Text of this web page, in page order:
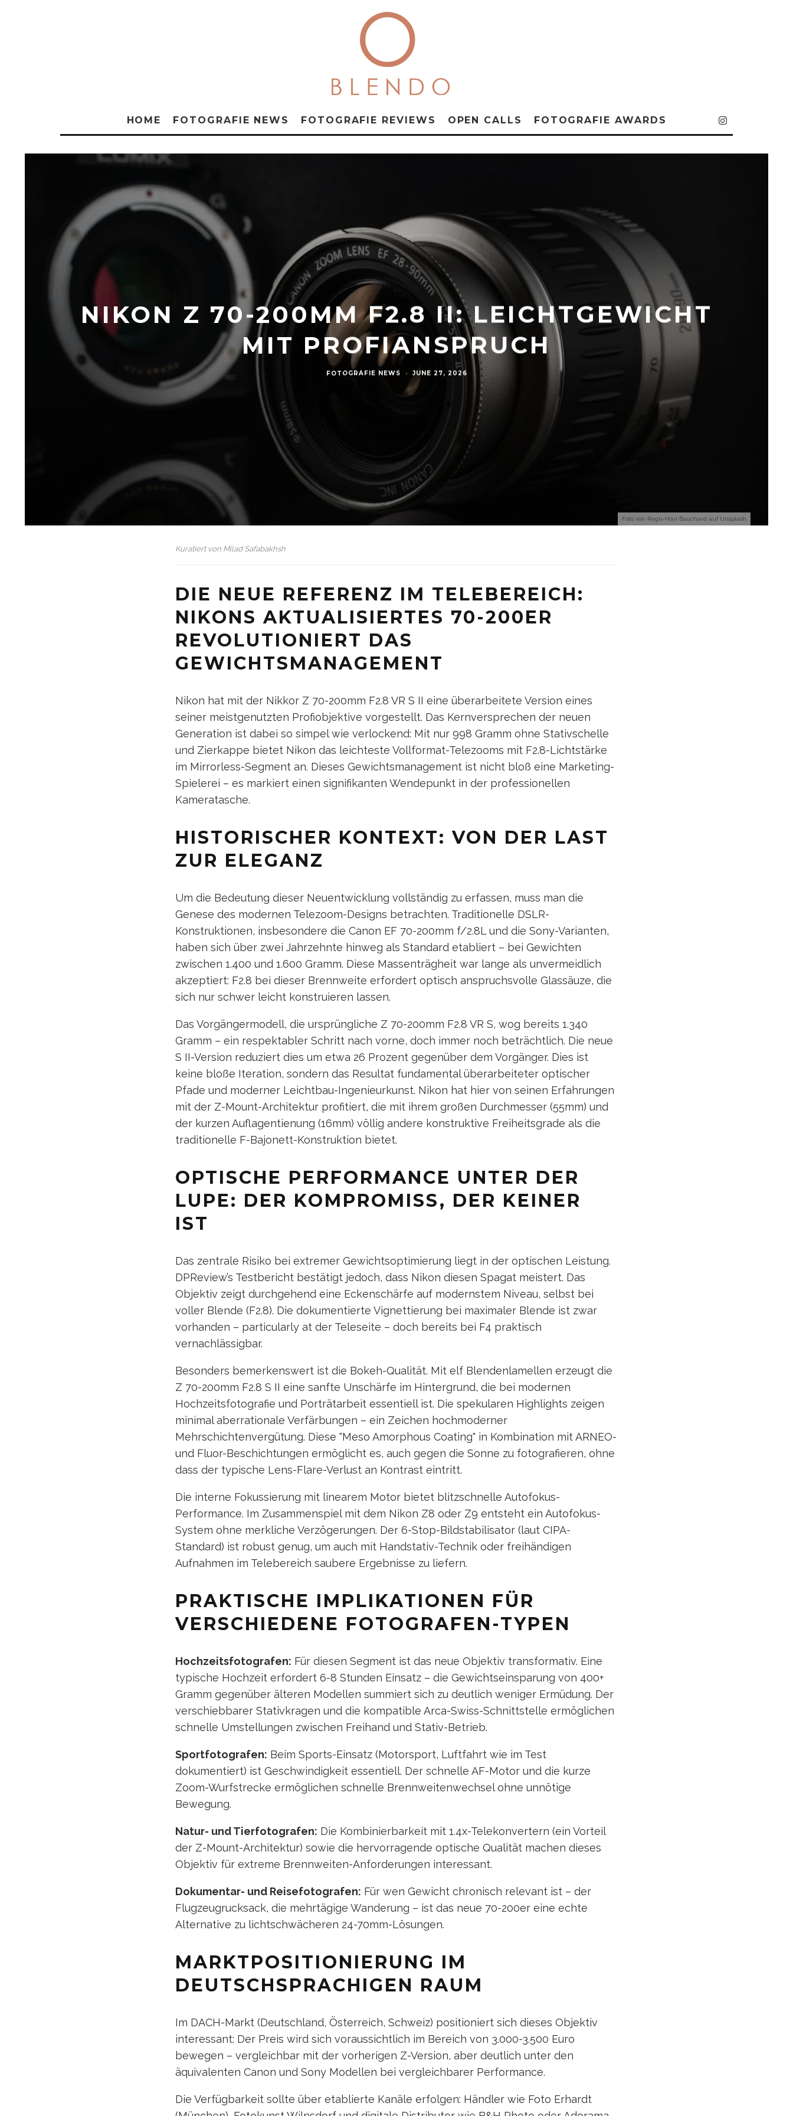
HOME FOTOGRAFIE NEWS FOTOGRAFIE REVIEWS OPEN CALLS FOTOGRAFIE AWARDS
Foto von Regis-Hari Bouchard auf Unsplash
NIKON Z 70-200MM F2.8 II: LEICHTGEWICHT
MIT PROFIANSPRUCH
FOTOGRAFIE NEWS · JUNE 27, 2026
Kuratiert von Milad Safabakhsh
DIE NEUE REFERENZ IM TELEBEREICH:
NIKONS AKTUALISIERTES 70-200ER
REVOLUTIONIERT DAS
GEWICHTSMANAGEMENT
Nikon hat mit der Nikkor Z 70-200mm F2.8 VR S II eine überarbeitete Version eines
seiner meistgenutzten Profiobjektive vorgestellt. Das Kernversprechen der neuen
Generation ist dabei so simpel wie verlockend: Mit nur 998 Gramm ohne Stativschelle
und Zierkappe bietet Nikon das leichteste Vollformat-Telezooms mit F2.8-Lichtstärke
im Mirrorless-Segment an. Dieses Gewichtsmanagement ist nicht bloß eine Marketing-
Spielerei – es markiert einen signifikanten Wendepunkt in der professionellen
Kameratasche.
HISTORISCHER KONTEXT: VON DER LAST
ZUR ELEGANZ
Um die Bedeutung dieser Neuentwicklung vollständig zu erfassen, muss man die
Genese des modernen Telezoom-Designs betrachten. Traditionelle DSLR-
Konstruktionen, insbesondere die Canon EF 70-200mm f/2.8L und die Sony-Varianten,
haben sich über zwei Jahrzehnte hinweg als Standard etabliert – bei Gewichten
zwischen 1.400 und 1.600 Gramm. Diese Massenträgheit war lange als unvermeidlich
akzeptiert: F2.8 bei dieser Brennweite erfordert optisch anspruchsvolle Glassäuze, die
sich nur schwer leicht konstruieren lassen.
Das Vorgängermodell, die ursprüngliche Z 70-200mm F2.8 VR S, wog bereits 1.340
Gramm – ein respektabler Schritt nach vorne, doch immer noch beträchtlich. Die neue
S II-Version reduziert dies um etwa 26 Prozent gegenüber dem Vorgänger. Dies ist
keine bloße Iteration, sondern das Resultat fundamental überarbeiteter optischer
Pfade und moderner Leichtbau-Ingenieurkunst. Nikon hat hier von seinen Erfahrungen
mit der Z-Mount-Architektur profitiert, die mit ihrem großen Durchmesser (55mm) und
der kurzen Auflagentienung (16mm) völlig andere konstruktive Freiheitsgrade als die
traditionelle F-Bajonett-Konstruktion bietet.
OPTISCHE PERFORMANCE UNTER DER
LUPE: DER KOMPROMISS, DER KEINER
IST
Das zentrale Risiko bei extremer Gewichtsoptimierung liegt in der optischen Leistung.
DPReview’s Testbericht bestätigt jedoch, dass Nikon diesen Spagat meistert. Das
Objektiv zeigt durchgehend eine Eckenschärfe auf modernstem Niveau, selbst bei
voller Blende (F2.8). Die dokumentierte Vignettierung bei maximaler Blende ist zwar
vorhanden – particularly at der Teleseite – doch bereits bei F4 praktisch
vernachlässigbar.
Besonders bemerkenswert ist die Bokeh-Qualität. Mit elf Blendenlamellen erzeugt die
Z 70-200mm F2.8 S II eine sanfte Unschärfe im Hintergrund, die bei modernen
Hochzeitsfotografie und Porträtarbeit essentiell ist. Die spekularen Highlights zeigen
minimal aberrationale Verfärbungen – ein Zeichen hochmoderner
Mehrschichtenvergütung. Diese "Meso Amorphous Coating" in Kombination mit ARNEO-
und Fluor-Beschichtungen ermöglicht es, auch gegen die Sonne zu fotografieren, ohne
dass der typische Lens-Flare-Verlust an Kontrast eintritt.
Die interne Fokussierung mit linearem Motor bietet blitzschnelle Autofokus-
Performance. Im Zusammenspiel mit dem Nikon Z8 oder Z9 entsteht ein Autofokus-
System ohne merkliche Verzögerungen. Der 6-Stop-Bildstabilisator (laut CIPA-
Standard) ist robust genug, um auch mit Handstativ-Technik oder freihändigen
Aufnahmen im Telebereich saubere Ergebnisse zu liefern.
PRAKTISCHE IMPLIKATIONEN FÜR
VERSCHIEDENE FOTOGRAFEN-TYPEN
Hochzeitsfotografen: Für diesen Segment ist das neue Objektiv transformativ. Eine
typische Hochzeit erfordert 6-8 Stunden Einsatz – die Gewichtseinsparung von 400+
Gramm gegenüber älteren Modellen summiert sich zu deutlich weniger Ermüdung. Der
verschiebbarer Stativkragen und die kompatible Arca-Swiss-Schnittstelle ermöglichen
schnelle Umstellungen zwischen Freihand und Stativ-Betrieb.
Sportfotografen: Beim Sports-Einsatz (Motorsport, Luftfahrt wie im Test
dokumentiert) ist Geschwindigkeit essentiell. Der schnelle AF-Motor und die kurze
Zoom-Wurfstrecke ermöglichen schnelle Brennweitenwechsel ohne unnötige
Bewegung.
Natur- und Tierfotografen: Die Kombinierbarkeit mit 1.4x-Telekonvertern (ein Vorteil
der Z-Mount-Architektur) sowie die hervorragende optische Qualität machen dieses
Objektiv für extreme Brennweiten-Anforderungen interessant.
Dokumentar- und Reisefotografen: Für wen Gewicht chronisch relevant ist – der
Flugzeugrucksack, die mehrtägige Wanderung – ist das neue 70-200er eine echte
Alternative zu lichtschwächeren 24-70mm-Lösungen.
MARKTPOSITIONIERUNG IM
DEUTSCHSPRACHIGEN RAUM
Im DACH-Markt (Deutschland, Österreich, Schweiz) positioniert sich dieses Objektiv
interessant: Der Preis wird sich voraussichtlich im Bereich von 3.000-3.500 Euro
bewegen – vergleichbar mit der vorherigen Z-Version, aber deutlich unter den
äquivalenten Canon und Sony Modellen bei vergleichbarer Performance.
Die Verfügbarkeit sollte über etablierte Kanäle erfolgen: Händler wie Foto Erhardt